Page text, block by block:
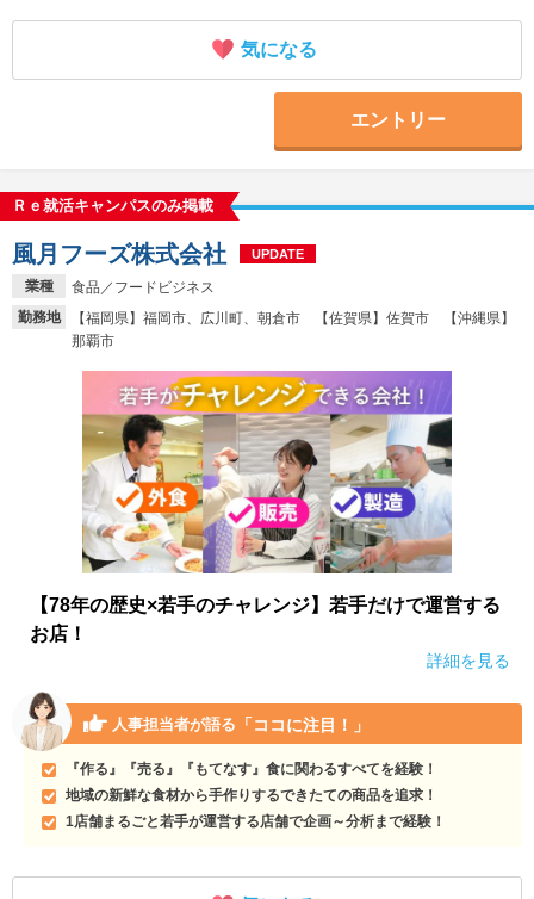
気になる
エントリー
Ｒｅ就活キャンパスのみ掲載
業種
食品／フードビジネス
勤務地
【福岡県】福岡市、広川町、朝倉市 【佐賀県】佐賀市 【沖縄県】
那覇市
風月フーズ株式会社 UPDATE
【78年の歴史×若手のチャレンジ】若手だけで運営する
お店！
詳細を見る
人事担当者が語る 「ココに注目！」
『作る』『売る』『もてなす』食に関わるすべてを経験！
地域の新鮮な食材から手作りするできたての商品を追求！
1店舗まるごと若手が運営する店舗で企画～分析まで経験！